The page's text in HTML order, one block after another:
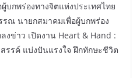
บกพร่องทางจิตแห่งประเทศไทย
ณ นายกสมาคมเพื่อผู้บกพร่อง
งข่าว เปิดงาน Heart & Hand :
รรค์ แบ่งปันแรงใจ ฝึกทักษะชีวิต